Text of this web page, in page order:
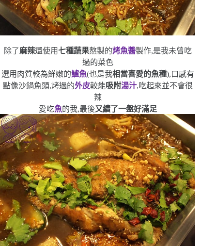
除了麻辣還使用七種蔬果熬製的烤魚醬製作,是我未曾吃
過的菜色
選用肉質較為鮮嫩的鱸魚(也是我相當喜愛的魚種),口感有
點像沙鍋魚頭,烤過的外皮較能吸附湯汁,吃起來並不會很
辣
愛吃魚的我,最後又續了一盤好滿足